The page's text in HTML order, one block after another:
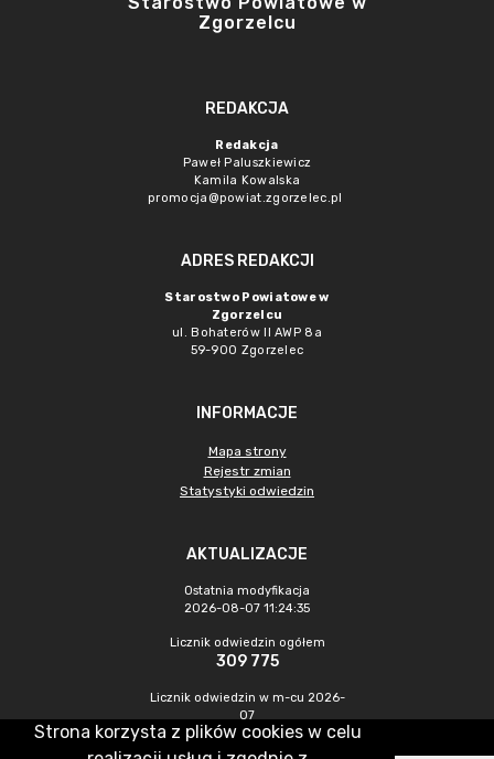
Zgorzelcu
REDAKCJA
Redakcja
Paweł Paluszkiewicz
Kamila Kowalska
promocja@powiat.zgorzelec.pl
ADRES REDAKCJI
Starostwo Powiatowe w
Zgorzelcu
ul. Bohaterów II AWP 8a
59-900 Zgorzelec
INFORMACJE
Mapa strony
Rejestr zmian
Statystyki odwiedzin
AKTUALIZACJE
Ostatnia modyfikacja
2026-08-07 11:24:35
Licznik odwiedzin ogółem
309 775
Licznik odwiedzin w m-cu 2026-
07
473
Strona korzysta z plików cookies w celu